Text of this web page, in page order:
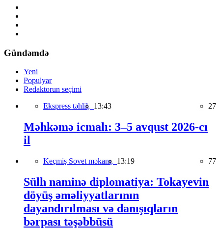
Gündəmdə
Yeni
Populyar
Redaktorun seçimi
Ekspress təhlil, 13:43 27
Məhkəmə icmalı: 3–5 avqust 2026-cı
il
Keçmiş Sovet məkanı, 13:19 77
Sülh naminə diplomatiya: Tokayevin
döyüş əməliyyatlarının
dayandırılması və danışıqların
bərpası təşəbbüsü